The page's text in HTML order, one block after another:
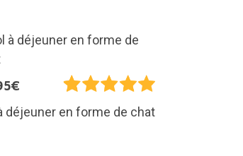
déjeuner en forme de chat